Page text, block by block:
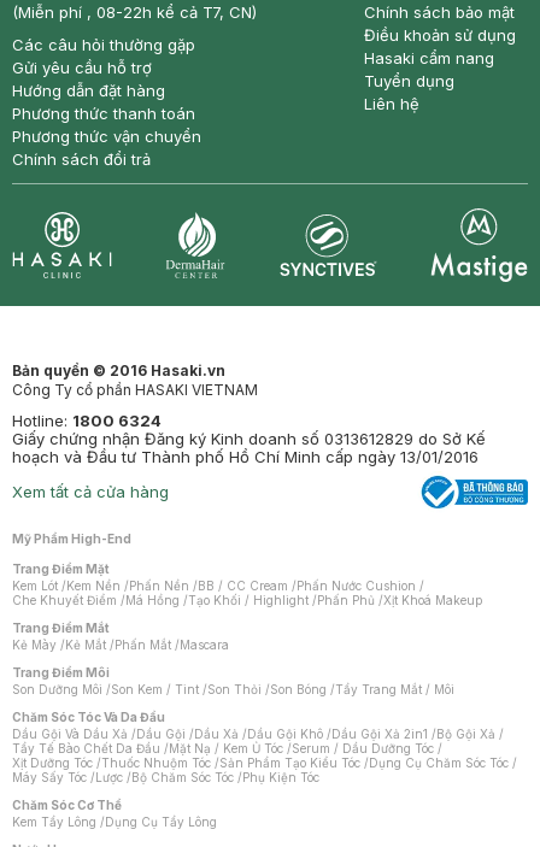
(Miễn phí , 08-22h kể cả T7, CN)
Các câu hỏi thường gặp
Gửi yêu cầu hỗ trợ
Hướng dẫn đặt hàng
Phương thức thanh toán
Phương thức vận chuyển
Chính sách đổi trả
Chính sách bảo mật
Điều khoản sử dụng
Hasaki cẩm nang
Tuyển dụng
Liên hệ
Bản quyền © 2016 Hasaki.vn
Công Ty cổ phần HASAKI VIETNAM
Hotline: 1800 6324
Giấy chứng nhận Đăng ký Kinh doanh số 0313612829 do Sở Kế
hoạch và Đầu tư Thành phố Hồ Chí Minh cấp ngày 13/01/2016
Xem tất cả cửa hàng
Mỹ Phẩm High-End
Trang Điểm Mặt
Kem Lót /Kem Nền /Phấn Nền /BB / CC Cream /Phấn Nước Cushion /
Che Khuyết Điểm /Má Hồng /Tạo Khối / Highlight /Phấn Phủ /Xịt Khoá Makeup
Trang Điểm Mắt
Kẻ Mày /Kẻ Mắt /Phấn Mắt /Mascara
Trang Điểm Môi
Son Dưỡng Môi /Son Kem / Tint /Son Thỏi /Son Bóng /Tẩy Trang Mắt / Môi
Chăm Sóc Tóc Và Da Đầu
Dầu Gội Và Dầu Xả /Dầu Gội /Dầu Xả /Dầu Gội Khô /Dầu Gội Xả 2in1 /Bộ Gội Xả /
Tẩy Tế Bào Chết Da Đầu /Mặt Nạ / Kem Ủ Tóc /Serum / Dầu Dưỡng Tóc /
Xịt Dưỡng Tóc /Thuốc Nhuộm Tóc /Sản Phẩm Tạo Kiểu Tóc /Dụng Cụ Chăm Sóc Tóc /
Máy Sấy Tóc /Lược /Bộ Chăm Sóc Tóc /Phụ Kiện Tóc
Chăm Sóc Cơ Thể
Kem Tẩy Lông /Dụng Cụ Tẩy Lông